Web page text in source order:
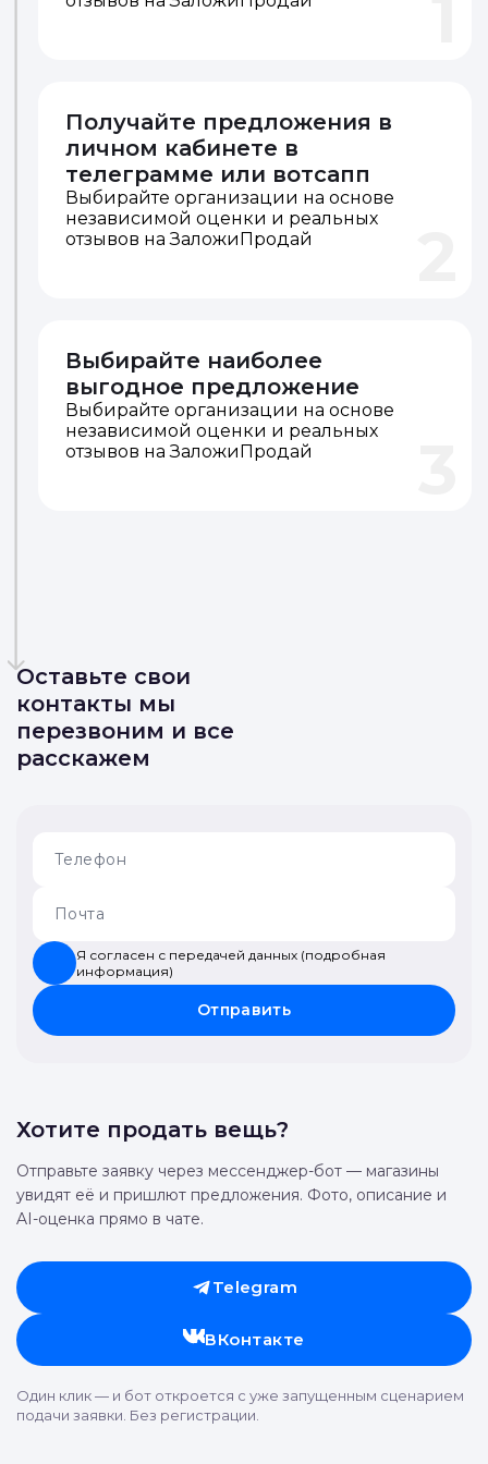
Получайте предложения в
личном кабинете в
телеграмме или вотсапп
Выбирайте организации на основе
независимой оценки и реальных
отзывов на ЗаложиПродай
Выбирайте наиболее
выгодное предложение
Выбирайте организации на основе
независимой оценки и реальных
отзывов на ЗаложиПродай
Оставьте свои
контакты мы
перезвоним и все
расскажем
Я согласен с передачей данных (подробная
информация)
Отправить
Хотите продать вещь?
Отправьте заявку через мессенджер-бот — магазины
увидят её и пришлют предложения. Фото, описание и
AI-оценка прямо в чате.
Telegram
ВКонтакте
Один клик — и бот откроется с уже запущенным сценарием
подачи заявки. Без регистрации.